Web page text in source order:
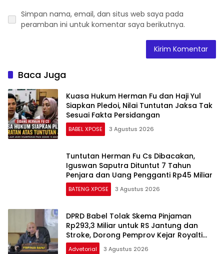
Simpan nama, email, dan situs web saya pada
peramban ini untuk komentar saya berikutnya.
Baca Juga
Kuasa Hukum Herman Fu dan Haji Yul
Siapkan Pledoi, Nilai Tuntutan Jaksa Tak
Sesuai Fakta Persidangan
BABEL XPOSE 3 Agustus 2026
Tuntutan Herman Fu Cs Dibacakan,
Iguswan Saputra Dituntut 7 Tahun
Penjara dan Uang Pengganti Rp45 Miliar
BATENG XPOSE 3 Agustus 2026
DPRD Babel Tolak Skema Pinjaman
Rp293,3 Miliar untuk RS Jantung dan
Stroke, Dorong Pemprov Kejar Royalti
Timah
Advetorial 3 Agustus 2026